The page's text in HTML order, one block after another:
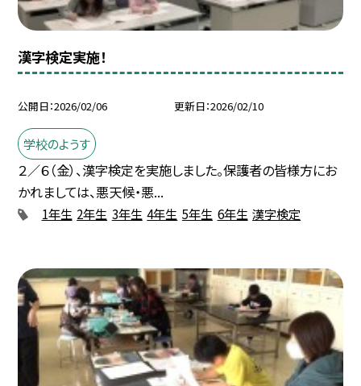
漢字検定実施！
公開日 2026/02/06 更新日 2026/02/10
学校のようす
２／６（金）、漢字検定を実施しました。保護者の皆様方にお
かれましては、悪天候・悪...
1年生 2年生 3年生 4年生 5年生 6年生 漢字検定